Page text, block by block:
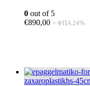
0 out of 5
€890,00 + ΦΠΑ 24%